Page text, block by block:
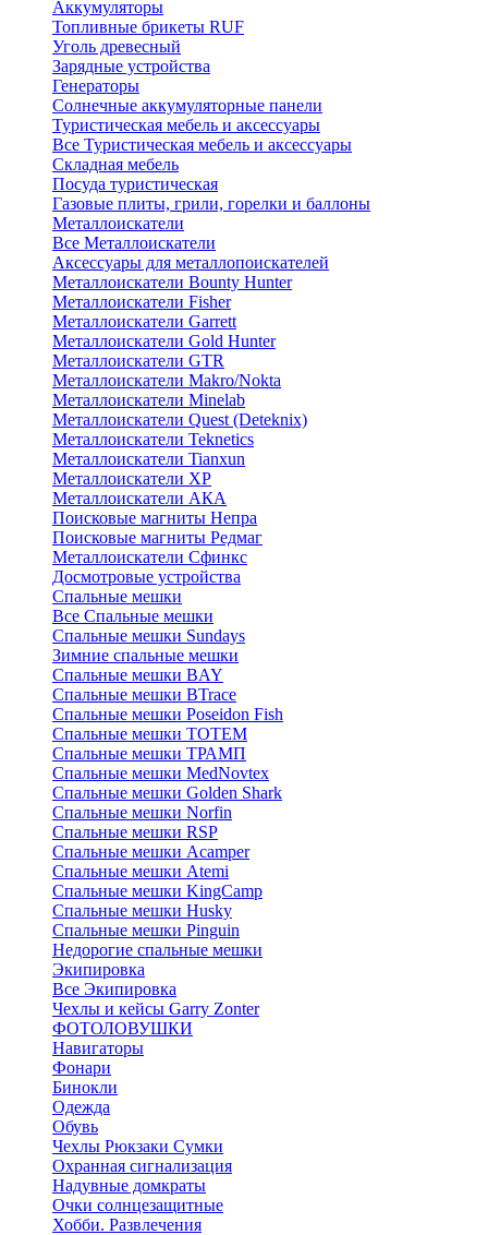
Аккумуляторы
Топливные брикеты RUF
Уголь древесный
Зарядные устройства
Генераторы
Солнечные аккумуляторные панели
Туристическая мебель и аксессуары
Все Туристическая мебель и аксессуары
Складная мебель
Посуда туристическая
Газовые плиты, грили, горелки и баллоны
Металлоискатели
Все Металлоискатели
Аксессуары для металлопоискателей
Металлоискатели Bounty Hunter
Металлоискатели Fisher
Металлоискатели Garrett
Металлоискатели Gold Hunter
Металлоискатели GTR
Металлоискатели Makro/Nokta
Металлоискатели Minelab
Металлоискатели Quest (Deteknix)
Металлоискатели Teknetics
Металлоискатели Tianxun
Металлоискатели XP
Металлоискатели АКА
Поисковые магниты Непра
Поисковые магниты Редмаг
Металлоискатели Сфинкс
Досмотровые устройства
Спальные мешки
Все Спальные мешки
Спальные мешки Sundays
Зимние спальные мешки
Спальные мешки BAY
Спальные мешки BTrace
Спальные мешки Poseidon Fish
Спальные мешки ТОТЕМ
Спальные мешки ТРАМП
Cпальные мешки MedNovtex
Спальные мешки Golden Shark
Спальные мешки Norfin
Спальные мешки RSP
Спальные мешки Acamper
Спальные мешки Atemi
Спальные мешки KingCamp
Спальные мешки Husky
Спальные мешки Pinguin
Недорогие спальные мешки
Экипировка
Все Экипировка
Чехлы и кейсы Garry Zonter
ФОТОЛОВУШКИ
Навигаторы
Фонари
Бинокли
Одежда
Обувь
Чехлы Рюкзаки Сумки
Охранная сигнализация
Надувные домкраты
Очки солнцезащитные
Хобби. Развлечения